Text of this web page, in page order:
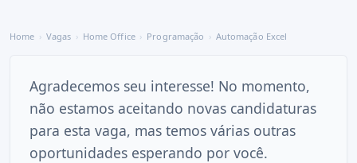
Home Vagas Home Office Programação Automação Excel
Agradecemos seu interesse! No momento,
não estamos aceitando novas candidaturas
para esta vaga, mas temos várias outras
oportunidades esperando por você.